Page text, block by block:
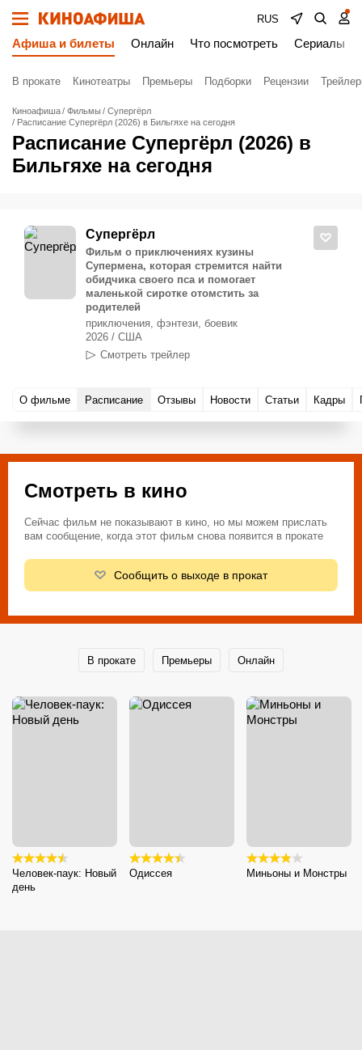
RUS
Афиша и билеты Онлайн Что посмотреть Сериалы
В прокате Кинотеатры Премьеры Подборки Рецензии
Киноафиша Фильмы
Супергёрл
Расписание Супергёрл (2026) в Бильгяхе на сегодня
Расписание Супергёрл (2026) в
Бильгяхе на сегодня
Супергёрл
Фильм о приключениях кузины
Супермена, которая стремится найти
обидчика своего пса и помогает
маленькой сиротке отомстить за
родителей
приключения, фэнтези, боевик
2026 / США
Смотреть трейлер
О фильме Расписание Отзывы Новости Статьи Кадры
Смотреть в кино
Сейчас фильм не показывают в кино, но мы можем прислать
вам сообщение, когда этот фильм снова появится в прокате
Сообщить о выходе в прокат
В прокате Премьеры Онлайн
Человек-паук: Новый
день
Одиссея Миньоны и Монстры